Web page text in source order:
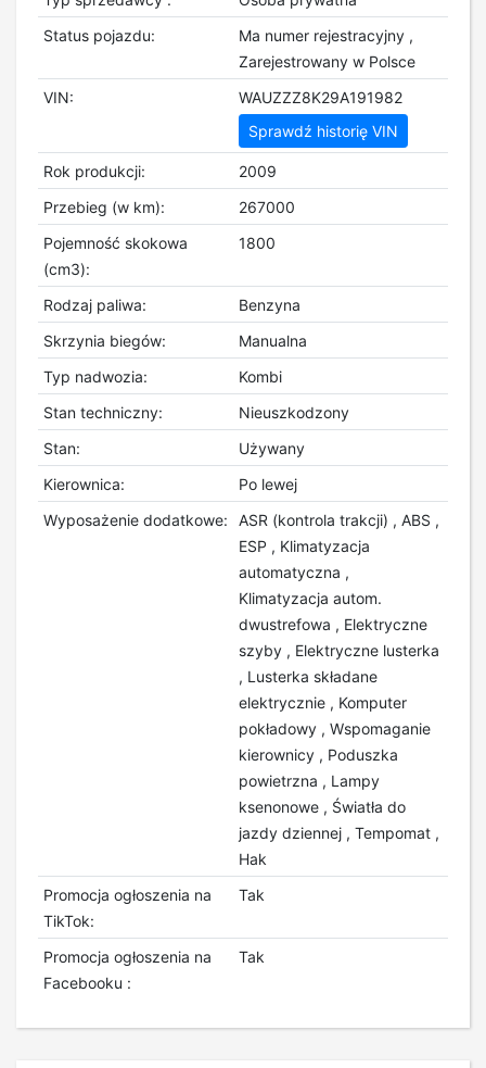
Status pojazdu:
Ma numer rejestracyjny ,
Zarejestrowany w Polsce
VIN:
WAUZZZ8K29A191982
Sprawdź historię VIN
Rok produkcji:
2009
Przebieg (w km):
267000
Pojemność skokowa
(cm3):
1800
Rodzaj paliwa:
Benzyna
Skrzynia biegów:
Manualna
Typ nadwozia:
Kombi
Stan techniczny:
Nieuszkodzony
Stan:
Używany
Kierownica:
Po lewej
Wyposażenie dodatkowe:
ASR (kontrola trakcji) , ABS ,
ESP , Klimatyzacja
automatyczna ,
Klimatyzacja autom.
dwustrefowa , Elektryczne
szyby , Elektryczne lusterka
, Lusterka składane
elektrycznie , Komputer
pokładowy , Wspomaganie
kierownicy , Poduszka
powietrzna , Lampy
ksenonowe , Światła do
jazdy dziennej , Tempomat ,
Hak
Promocja ogłoszenia na
TikTok:
Tak
Promocja ogłoszenia na
Facebooku :
Tak